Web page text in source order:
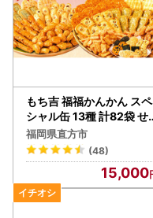
もち吉 福福かんかん スペ
シャル缶 13種 計82袋 せ
んべい あられ
福岡県直方市
(48)
15,000